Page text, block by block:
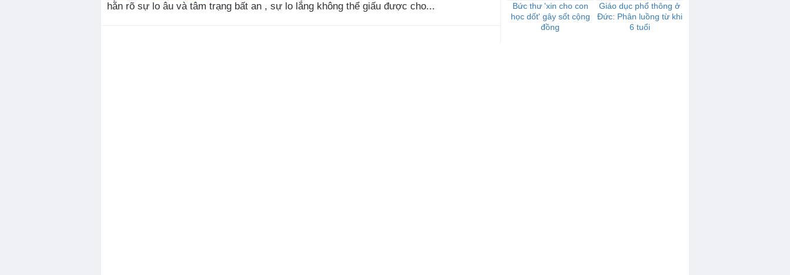
hằn rõ sự lo âu và tâm trạng bất an , sự lo lắng không thể giấu được cho...
Bức thư 'xin cho con
học dốt' gây sốt cộng
đồng
Giáo dục phổ thông ở
Đức: Phân luồng từ khi
6 tuổi